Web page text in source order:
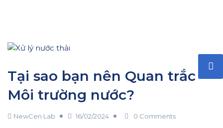
Tại sao bạn nên Quan trắc
Môi trường nước?
NewCen Lab 16/02/2024 0 Comments